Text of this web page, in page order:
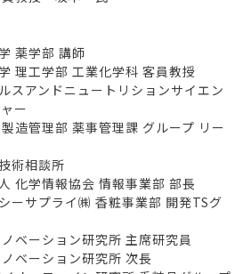
薬学部 講師
工学部 工業化学科 客員教授
アンドニュートリションサイエン
ー
造管理部 薬事管理課 グループ リー
相談所
学情報協会 情報事業部 部長
サプライ㈱ 香粧事業部 開発TSグ
ーション研究所 主席研究員
ーション研究所 次長